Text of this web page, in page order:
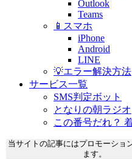
Outlook
Teams
📱スマホ
iPhone
Android
LINE
💡エラー解決方法
サービス一覧
SMS判定ボット
となりの朝ラジオ
この番号だれ？
当サイトの記事にはプロモーショ
ます。